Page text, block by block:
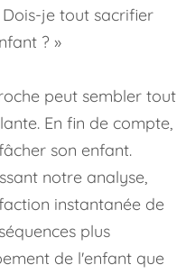
je tout sacrifier
? »
peut sembler tout
En fin de compte,
son enfant.
notre analyse,
instantanée de
plus
de l'enfant que